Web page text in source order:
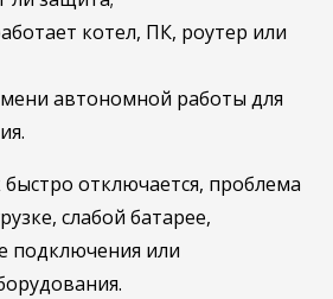
котел, ПК, роутер или
автономной работы для
быстро отключается, проблема
слабой батарее,
подключения или